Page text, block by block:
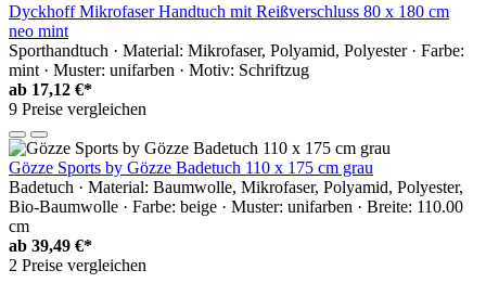
Dyckhoff Mikrofaser Handtuch mit Reißverschluss 80 x 180 cm
neo mint
Sporthandtuch · Material: Mikrofaser, Polyamid, Polyester · Farbe:
mint · Muster: unifarben · Motiv: Schriftzug
ab 17,12 €*
9 Preise vergleichen
Gözze Sports by Gözze Badetuch 110 x 175 cm grau
Badetuch · Material: Baumwolle, Mikrofaser, Polyamid, Polyester,
Bio-Baumwolle · Farbe: beige · Muster: unifarben · Breite: 110.00
cm
ab 39,49 €*
2 Preise vergleichen